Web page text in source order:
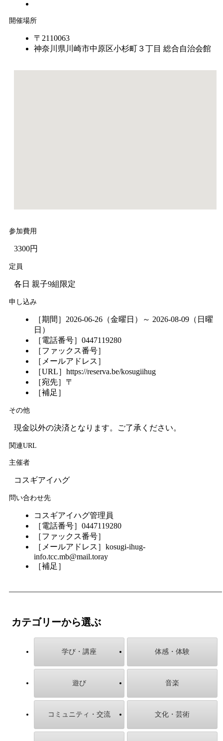
開催場所
〒2110063
神奈川県川崎市中原区小杉町３丁目 総合自治会館
参加費用
3300円
定員
各日 親子9組限定
申し込み
［期間］2026-06-26（金曜日）～ 2026-08-09（日曜
日）
［電話番号］0447119280
［ファックス番号］
［メールアドレス］
［URL］https://reserva.be/kosugiihug
［宛先］〒
［補足］
その他
現金以外の決済となります。ご了承ください。
関連URL
主催者
コスギアイハグ
問い合わせ先
コスギアイハグ管理員
［電話番号］0447119280
［ファックス番号］
［メールアドレス］kosugi-ihug-
info.tcc.mb@mail.toray
［補足］
カテゴリーから選ぶ
学び・講座 体感・体験
遊び 音楽
コミュニティ・交流 文化・芸術